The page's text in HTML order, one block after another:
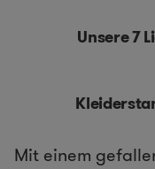
Unsere 7
Mit einem